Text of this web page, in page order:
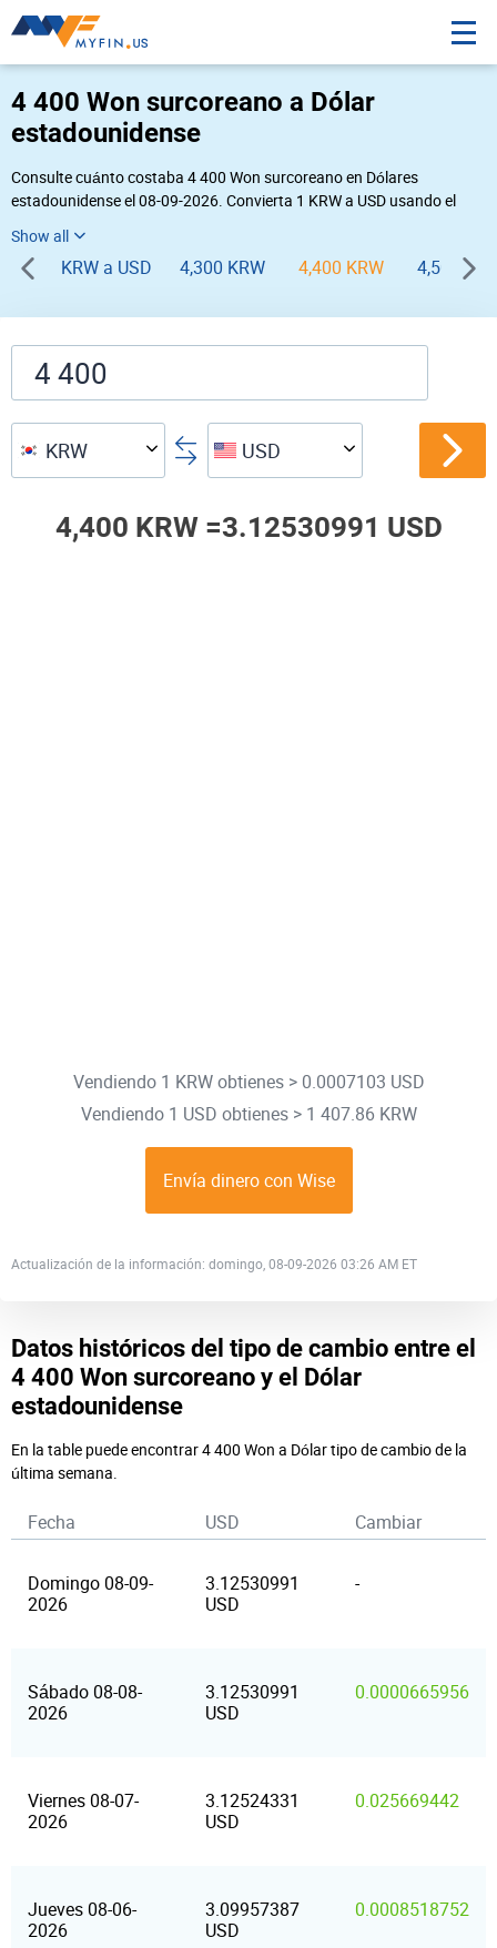
4 400 Won surcoreano a Dólar
estadounidense
Consulte cuánto costaba 4 400 Won surcoreano en Dólares
estadounidense el 08-09-2026. Convierta 1 KRW a USD usando el
inversa, vaya a «
KRW a USD 4,300 KRW 4,400 KRW 4,500
KRW USD
4,400 KRW =3.12530991 USD
Vendiendo 1 KRW obtienes > 0.0007103 USD
Vendiendo 1 USD obtienes > 1 407.86 KRW
Envía dinero con Wise
Actualización de la información: domingo, 08-09-2026 03:26 AM ET
Datos históricos del tipo de cambio entre el
4 400 Won surcoreano y el Dólar
estadounidense
En la table puede encontrar 4 400 Won a Dólar tipo de cambio de la
última semana.
Fecha USD Cambiar
Domingo 08-09-
2026
3.12530991
USD
-
Sábado 08-08-
2026
3.12530991
USD
0.0000665956
Viernes 08-07-
2026
3.12524331
USD
0.025669442
Jueves 08-06-
2026
3.09957387
USD
0.0008518752